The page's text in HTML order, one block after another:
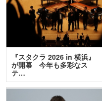
『スタクラ 2026 in 横浜』
が開幕 今年も多彩なス
テ…